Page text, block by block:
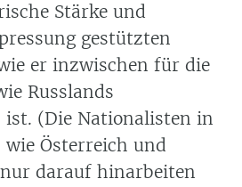
Stärke und
gestützten
er inzwischen für die
Russlands
(Die Nationalisten in
Österreich und
darauf hinarbeiten